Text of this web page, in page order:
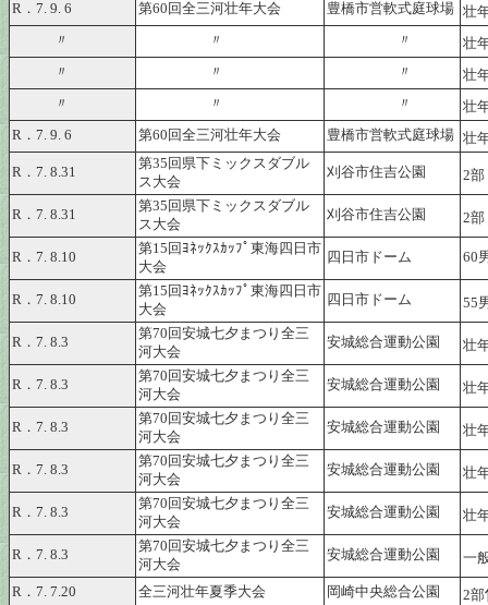
R．7. 9. 6
第60回全三河壮年大会 豊橋市営軟式庭球場 壮
〃
〃 〃
壮
〃
〃 〃
壮
〃
〃 〃
壮
R．7. 9. 6
第60回全三河壮年大会 豊橋市営軟式庭球場 壮
R．7. 8.31
第35回県下ミックスダブル
ス大会
刈谷市住吉公園 2部
R．7. 8.31
第35回県下ミックスダブル
ス大会
刈谷市住吉公園 2部
R．7. 8.10
第15回ﾖﾈｯｸｽｶｯﾌﾟ東海四日市
大会
四日市ドーム 60
R．7. 8.10
第15回ﾖﾈｯｸｽｶｯﾌﾟ東海四日市
大会
四日市ドーム 55
R．7. 8.3
第70回安城七夕まつり全三
河大会
安城総合運動公園 壮
R．7. 8.3
第70回安城七夕まつり全三
河大会
安城総合運動公園 壮
R．7. 8.3
第70回安城七夕まつり全三
河大会
安城総合運動公園 壮
R．7. 8.3
第70回安城七夕まつり全三
河大会
安城総合運動公園 壮
R．7. 8.3
第70回安城七夕まつり全三
河大会
安城総合運動公園 壮
R．7. 8.3
第70回安城七夕まつり全三
河大会
安城総合運動公園 一
R．7. 7.20 全三河壮年夏季大会 岡崎中央総合公園 2部